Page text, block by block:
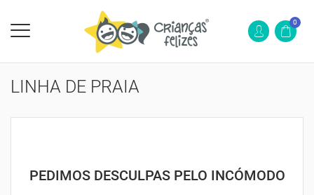
0
LINHA DE PRAIA
PEDIMOS DESCULPAS PELO INCÓMODO